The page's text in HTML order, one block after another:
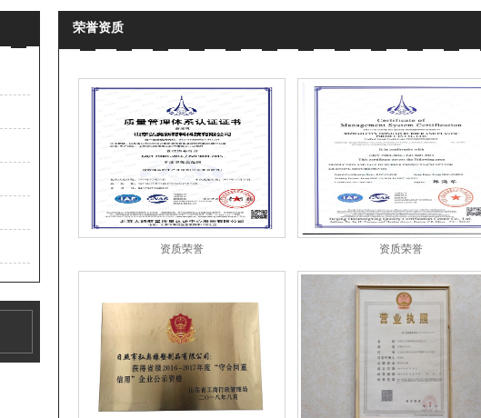
荣誉资质
资质荣誉 资质荣誉